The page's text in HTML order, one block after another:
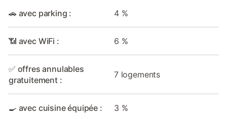
🚗 avec parking : 4 %
📶 avec WiFi : 6 %
✅ offres annulables
gratuitement :
7 logements
🍳 avec cuisine équipée : 3 %